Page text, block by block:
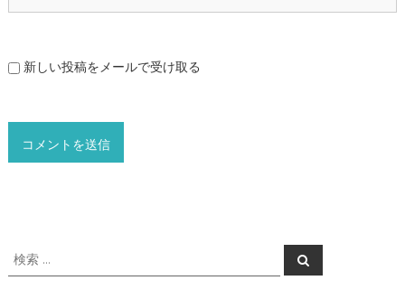
新しい投稿をメールで受け取る
検
索
検
索